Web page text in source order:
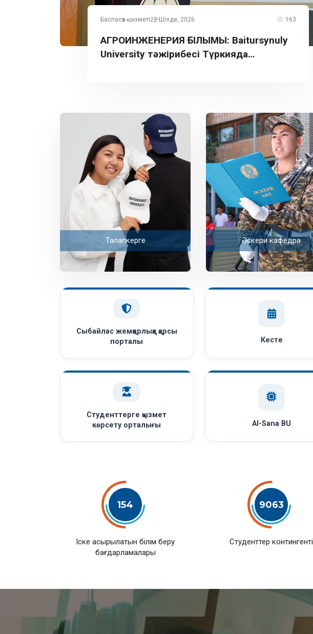
Баспасөз қызметі22 Шілде, 2026 163
АГРОИНЖЕНЕРИЯ ҒЫЛЫМЫ: Baitursynuly
University тәжірибесі Түркияда
Талапкерге Әскери кафедра
Сыбайлас жемқорлыққа қарсы
порталы
Кесте
Студенттерге қызмет
көрсету орталығы
AI-Sana BU
154
Іске асырылатын білім беру
бағдарламалары
9063
Студенттер контингенті